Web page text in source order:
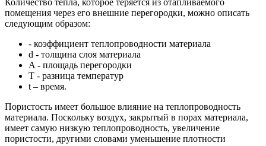
Количество тепла, которое теряется из отапливаемого
помещения через его внешние перегородки, можно описать
следующим образом:
- коэффициент теплопроводности материала
d - толщина слоя материала
A - площадь перегородки
T - разница температур
t – время.
Пористость имеет большое влияние на теплопроводность
материала. Поскольку воздух, закрытый в порах материала,
имеет самую низкую теплопроводность, увеличение
пористости, другими словами уменьшение плотности